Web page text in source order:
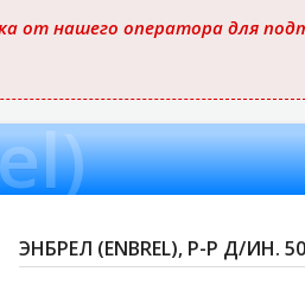
от нашего оператора для
ЭНБРЕЛ (ENBREL), Р-Р Д/ИН.